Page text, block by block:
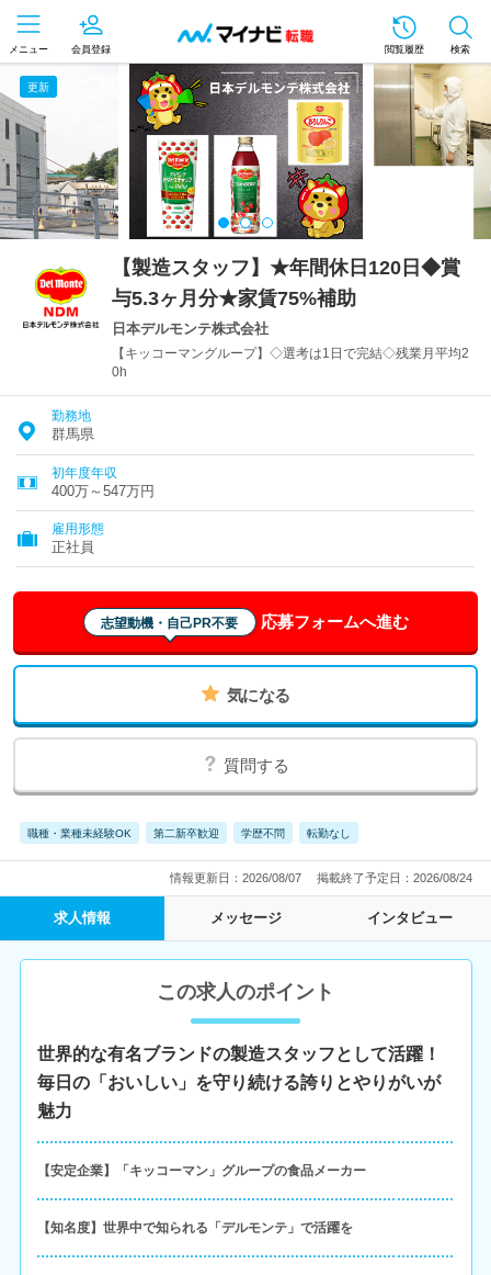
メニュー 会員登録 閲覧履歴 検索
更新
【製造スタッフ】★年間休日120日◆賞
与5.3ヶ月分★家賃75%補助
日本デルモンテ株式会社
【キッコーマングループ】◇選考は1日で完結◇残業月平均2
0h
勤務地
群馬県
初年度年収
400万～547万円
雇用形態
正社員
志望動機・自己PR不要 応募フォームへ進む
気になる
質問する
職種・業種未経験OK 第二新卒歓迎 学歴不問 転勤なし
情報更新日：2026/08/07 掲載終了予定日：2026/08/24
求人情報 メッセージ インタビュー
この求人のポイント
世界的な有名ブランドの製造スタッフとして活躍！
毎日の「おいしい」を守り続ける誇りとやりがいが
魅力
【安定企業】「キッコーマン」グループの食品メーカー
【知名度】世界中で知られる「デルモンテ」で活躍を